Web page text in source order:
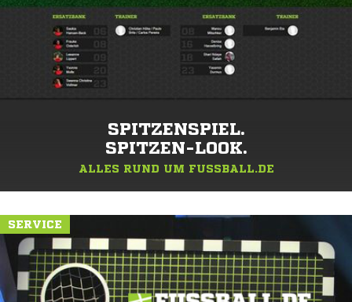
SPITZENSPIEL.
SPITZEN-LOOK.
ALLES RUND UM FUSSBALL.DE
SERVICE